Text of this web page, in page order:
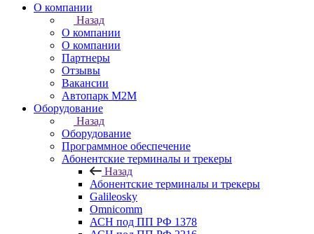
О компании
Назад
О компании
О компании
Партнеры
Отзывы
Вакансии
Автопарк М2М
Оборудование
Назад
Оборудование
Программное обеспечение
Абонентские терминалы и трекеры
Назад
Абонентские терминалы и трекеры
Galileosky
Omnicomm
АСН под ПП РФ 1378